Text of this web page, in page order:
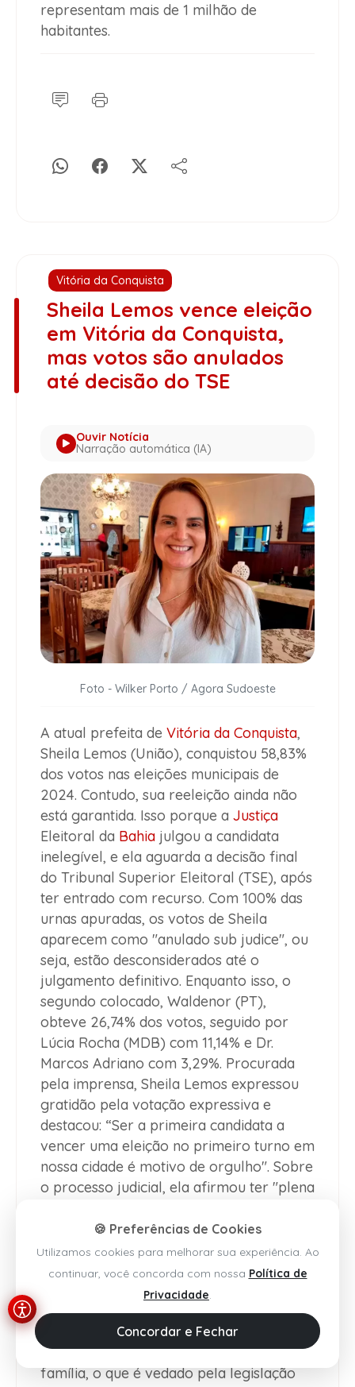
representam mais de 1 milhão de
habitantes.
Vitória da Conquista
Sheila Lemos vence eleição
em Vitória da Conquista,
mas votos são anulados
até decisão do TSE
Ouvir Notícia
Narração automática (IA)
Foto - Wilker Porto / Agora Sudoeste
A atual prefeita de Vitória da Conquista,
Sheila Lemos (União), conquistou 58,83%
dos votos nas eleições municipais de
2024. Contudo, sua reeleição ainda não
está garantida. Isso porque a Justiça
Eleitoral da Bahia julgou a candidata
inelegível, e ela aguarda a decisão final
do Tribunal Superior Eleitoral (TSE), após
ter entrado com recurso. Com 100% das
urnas apuradas, os votos de Sheila
aparecem como "anulado sub judice", ou
seja, estão desconsiderados até o
julgamento definitivo. Enquanto isso, o
segundo colocado, Waldenor (PT),
obteve 26,74% dos votos, seguido por
Lúcia Rocha (MDB) com 11,14% e Dr.
Marcos Adriano com 3,29%. Procurada
pela imprensa, Sheila Lemos expressou
gratidão pela votação expressiva e
destacou: “Ser a primeira candidata a
vencer uma eleição no primeiro turno em
nossa cidade é motivo de orgulho". Sobre
o processo judicial, ela afirmou ter "plena
escolha do povo".Entenda a polêmica -
candidatura de Sheila Lemos foi
indeferida pelo Tribunal Regional
Eleitoral da Bahia (TRE-BA) em setembro
de 2024, sob o entendimento de que ela e
sua mãe, Irma Lemos, somavam três
mandatos consecutivos na mesma
família, o que é vedado pela legislação
🍪 Preferências de Cookies
Utilizamos cookies para melhorar sua experiência. Ao
continuar, você concorda com nossa Política de
Privacidade.
Concordar e Fechar